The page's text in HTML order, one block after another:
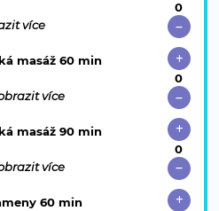
více
masáž 60 min
více
masáž 90 min
více
60 min